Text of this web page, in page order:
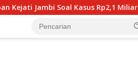
Rp2,1 Miliar PUPR Tebo